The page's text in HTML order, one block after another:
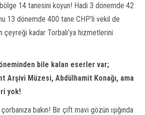
14 tanesini koyun! Hadi 3 dönemde 42
13 dönemde 400 tane CHP’li vekil de
çeyreği kadar Torbalı’ya hizmetlerini
bile kalan eserler var;
Arşivi Müzesi, Abdülhamit Konağı, ama
yok!
bakın! Bir çift mavi gözün ışığında